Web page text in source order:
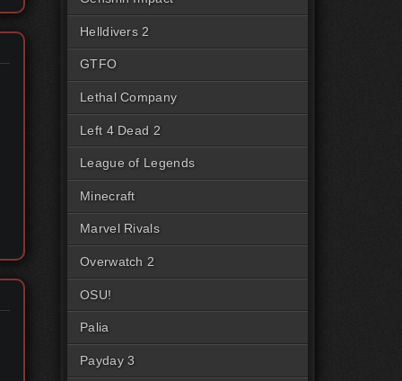
Helldivers 2
GTFO
Lethal Company
Left 4 Dead 2
League of Legends
Minecraft
Marvel Rivals
Overwatch 2
OSU!
Palia
Payday 3